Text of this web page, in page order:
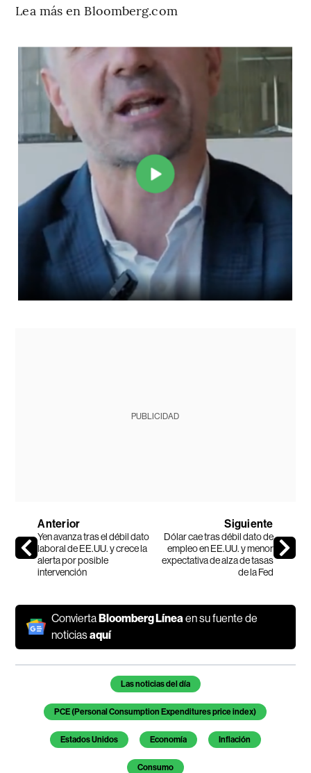
Lea más en Bloomberg.com
PUBLICIDAD
Anterior
Yen avanza tras el débil dato
laboral de EE.UU. y crece la
alerta por posible
intervención
Siguiente
Dólar cae tras débil dato de
empleo en EE.UU. y menor
expectativa de alza de tasas
de la Fed
ConviertaBloomberg Línea en su fuente de
noticiasaquí
Temas de este artículoLas noticias del día
PCE (Personal Consumption Expenditures price index)
Estados Unidos Economía Inflación
Consumo